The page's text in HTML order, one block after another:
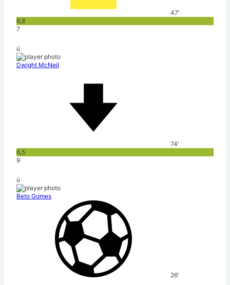
47'
6,8
7
ú
Dwight McNeil
74'
6,5
9
ú
Beto Gomes
26'